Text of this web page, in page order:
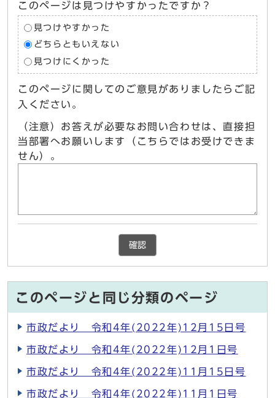
このページは見つけやすかったですか？
見つけやすかった
どちらともいえない
見つけにくかった
このページに関してのご意見がありましたらご記
入ください。
（注意）お答えが必要なお問い合わせは、直接担
当部署へお願いします（こちらではお受けできま
せん）。
確認
このページと同じ分類のページ
市政だより 令和4年(2022年)12月15日号
市政だより 令和4年(2022年)12月1日号
市政だより 令和4年(2022年)11月15日号
市政だより 令和4年(2022年)11月1日号